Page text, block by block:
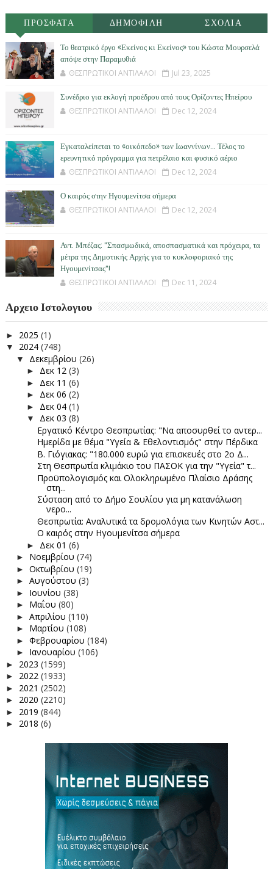
ΠΡΟΣΦΑΤΑ ΔΗΜΟΦΙΛΗ ΣΧΟΛΙΑ
Το θεατρικό έργο «Εκείνος κι Εκείνος» του Κώστα Μουρσελά
απόψε στην Παραμυθιά
ΘΕΣΠΡΩΤΙΚΟΙ ΑΝΤΙΛΑΛΟΙ Jul 23, 2025
Συνέδριο για εκλογή προέδρου από τους Ορίζοντες Ηπείρου
ΘΕΣΠΡΩΤΙΚΟΙ ΑΝΤΙΛΑΛΟΙ Dec 12, 2024
Εγκαταλείπεται το «οικόπεδο» των Ιωαννίνων… Τέλος το
ερευνητικό πρόγραμμα για πετρέλαιο και φυσικό αέριο
ΘΕΣΠΡΩΤΙΚΟΙ ΑΝΤΙΛΑΛΟΙ Dec 12, 2024
Ο καιρός στην Ηγουμενίτσα σήμερα
ΘΕΣΠΡΩΤΙΚΟΙ ΑΝΤΙΛΑΛΟΙ Dec 12, 2024
Αντ. Μπέζας: "Σπασμωδικά, αποσπασματικά και πρόχειρα, τα
μέτρα της Δημοτικής Αρχής για το κυκλοφοριακό της
Ηγουμενίτσας"!
ΘΕΣΠΡΩΤΙΚΟΙ ΑΝΤΙΛΑΛΟΙ Dec 11, 2024
Αρχειο Ιστολογιου
► 2025 (1)
▼ 2024 (748)
▼ Δεκεμβρίου (26)
► Δεκ 12 (3)
► Δεκ 11 (6)
► Δεκ 06 (2)
► Δεκ 04 (1)
▼ Δεκ 03 (8)
Εργατικό Κέντρο Θεσπρωτίας: "Να αποσυρθεί το αντερ...
Ημερίδα με θέμα "Υγεία & Εθελοντισμός" στην Πέρδικα
Β. Γιόγιακας: "180.000 ευρώ για επισκευές στο 2ο Δ...
Στη Θεσπρωτία κλιμάκιο του ΠΑΣΟΚ για την "Υγεία" τ...
Προϋπολογισμός και Ολοκληρωμένο Πλαίσιο Δράσης
στη...
Σύσταση από το Δήμο Σουλίου για μη κατανάλωση
νερο...
Θεσπρωτία: Αναλυτικά τα δρομολόγια των Κινητών Αστ...
Ο καιρός στην Ηγουμενίτσα σήμερα
► Δεκ 01 (6)
► Νοεμβρίου (74)
► Οκτωβρίου (19)
► Αυγούστου (3)
► Ιουνίου (38)
► Μαΐου (80)
► Απριλίου (110)
► Μαρτίου (108)
► Φεβρουαρίου (184)
► Ιανουαρίου (106)
► 2023 (1599)
► 2022 (1933)
► 2021 (2502)
► 2020 (2210)
► 2019 (844)
► 2018 (6)